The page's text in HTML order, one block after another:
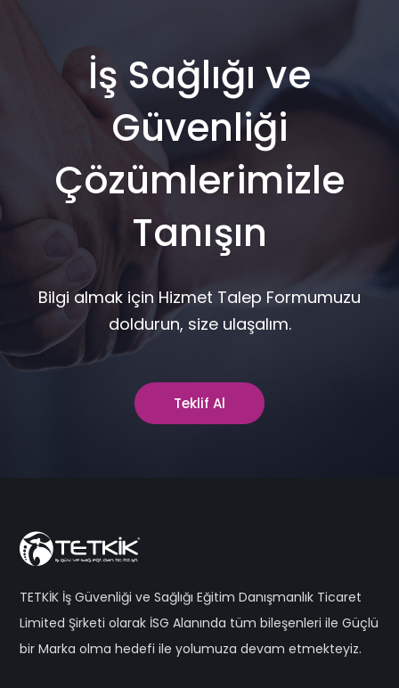
İş Sağlığı ve
Güvenliği
Çözümlerimizle
Tanışın
Bilgi almak için Hizmet Talep Formumuzu
doldurun, size ulaşalım.
Teklif Al
TETKİK İş Güvenliği ve Sağlığı Eğitim Danışmanlık Ticaret
Limited Şirketi olarak İSG Alanında tüm bileşenleri ile Güçlü
bir Marka olma hedefi ile yolumuza devam etmekteyiz.